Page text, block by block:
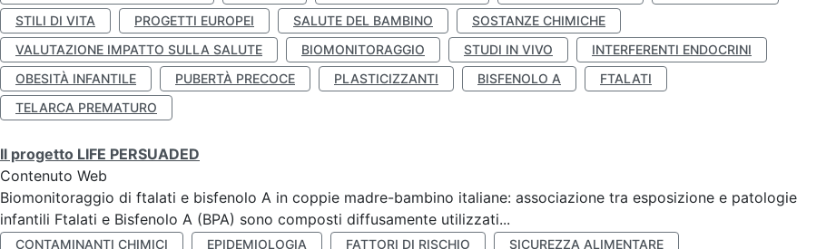
STILI DI VITA
PROGETTI EUROPEI SALUTE DEL BAMBINO
SOSTANZE CHIMICHE
VALUTAZIONE IMPATTO SULLA SALUTE
BIOMONITORAGGIO STUDI IN VIVO
INTERFERENTI ENDOCRINI
OBESITÀ INFANTILE
PUBERTÀ PRECOCE PLASTICIZZANTI BISFENOLO A
FTALATI
TELARCA PREMATURO
Il progetto LIFE PERSUADED
Contenuto Web
Biomonitoraggio di ftalati e bisfenolo A in coppie madre-bambino italiane: associazione tra esposizione e patologie
infantili Ftalati e Bisfenolo A (BPA) sono composti diffusamente utilizzati...
CONTAMINANTI CHIMICI EPIDEMIOLOGIA FATTORI DI RISCHIO
SICUREZZA ALIMENTARE